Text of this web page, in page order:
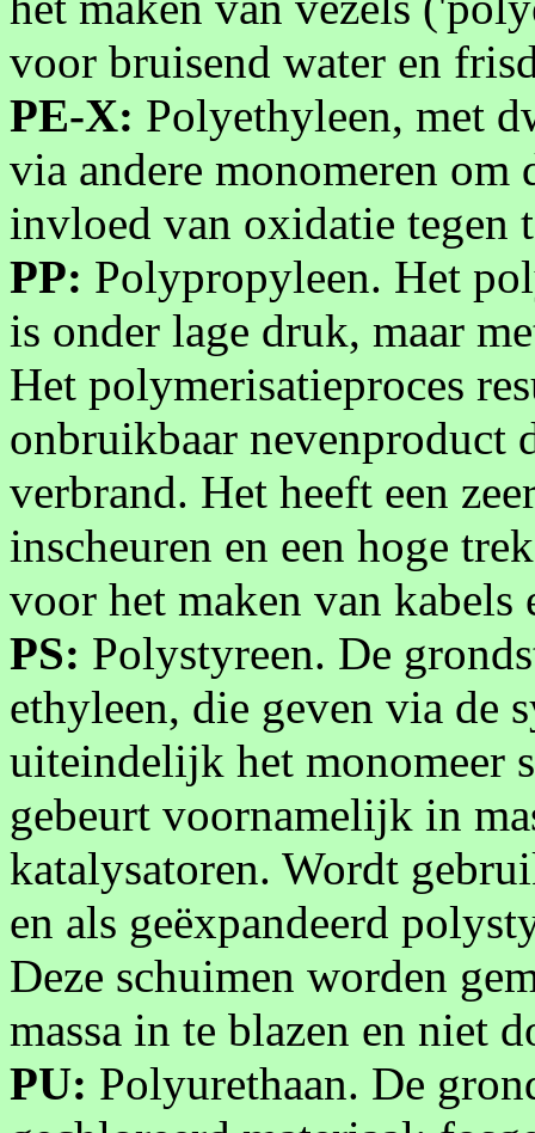
voor bruisend water en
PE-X: Polyethyleen, met
via andere monomeren om
invloed van oxidatie tegen
PP: Polypropyleen. Het
is onder lage druk, maar
Het polymerisatieproces
onbruikbaar nevenproduct
verbrand. Het heeft een
inscheuren en een hoge
voor het maken van kabels
PS: Polystyreen. De
ethyleen, die geven via de
uiteindelijk het monomeer
gebeurt voornamelijk in
katalysatoren. Wordt
en als geëxpandeerd
Deze schuimen worden
massa in te blazen en niet
PU: Polyurethaan. De